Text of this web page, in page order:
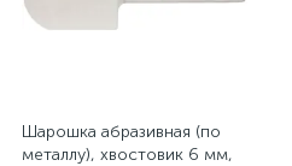
Шарошка абразивная (по
металлу), хвостовик 6 мм,